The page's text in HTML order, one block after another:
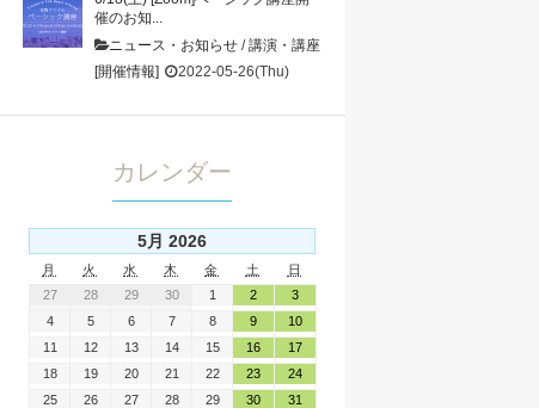
催のお知...
ニュース・お知らせ /講演・講座
[開催情報]
2022-05-26(Thu)
カレンダー
5月 2026
月 火 水 木 金 土
日
27
28 29 30 1 2
3
4
5 6 7 8 9
10
11
12 13 14 15 16
17
18
19 20 21 22 23
24
25
26 27 28 29 30 31